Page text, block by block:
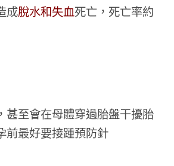
成脫水和失血死亡，死亡率約
甚至會在母體穿過胎盤干擾胎
前最好要接踵預防針